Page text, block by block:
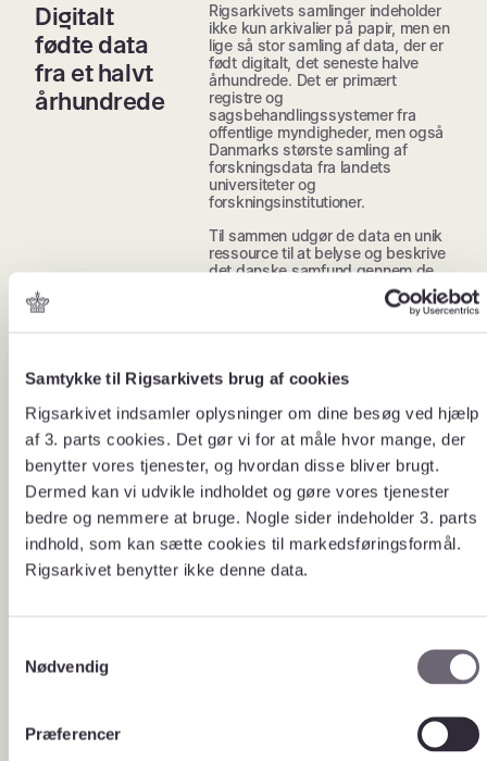
Samtykke til Rigsarkivets brug af cookies
Rigsarkivet indsamler oplysninger om dine besøg ved hjælp
af 3. parts cookies. Det gør vi for at måle hvor mange, der
benytter vores tjenester, og hvordan disse bliver brugt.
Dermed kan vi udvikle indholdet og gøre vores tjenester
bedre og nemmere at bruge. Nogle sider indeholder 3. parts
indhold, som kan sætte cookies til markedsføringsformål.
Rigsarkivet benytter ikke denne data.
Nødvendig
Præferencer
Digitalt
fødte data
fra et halvt
århundrede
Rigsarkivets samlinger indeholder
ikke kun arkivalier på papir, men en
lige så stor samling af data, der er
født digitalt, det seneste halve
århundrede. Det er primært
registre og
sagsbehandlingssystemer fra
offentlige myndigheder, men også
Danmarks største samling af
forskningsdata fra landets
universiteter og
forskningsinstitutioner.
Til sammen udgør de data en unik
ressource til at belyse og beskrive
det danske samfund gennem de
seneste 60 år, om alle emner fra
sundhed, politik, klima og meget
mere. Det er data, som nu er blevet
digitalt skabte data.
Søg ned i
metadata,
beskrivelser
og tabeller
På Rigsarkivets ‘samling af digitalt
skabte data’ kan du finde netop de
data, der er relevante for dig, som
forsker, studerende eller ansat i en
myndighed. Her kan du:
søge i metadata og beskrivelser
af de enkelte datasæt – for
eksempel om hvem, der har
skabt data og med hvilket formål.